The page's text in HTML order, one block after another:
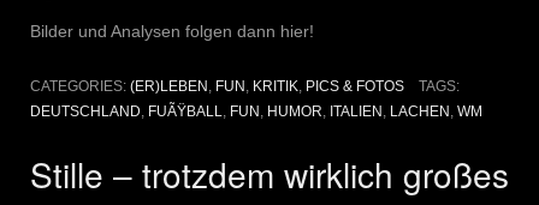
Bilder und Analysen folgen dann hier!
CATEGORIES: (ER)LEBEN FUN KRITIK PICS & FOTOS
TAGS:
DEUTSCHLAND FUÃŸBALL FUN HUMOR ITALIEN LACHEN WM
Stille – trotzdem wirklich großes